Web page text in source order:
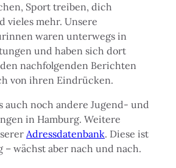
Sport treiben, dich
vieles mehr. Unsere
waren unterwegs in
und haben sich dort
nachfolgenden Berichten
von ihren Eindrücken.
auch noch andere Jugend- und
in Hamburg. Weitere
Adressdatenbank. Diese ist
wächst aber nach und nach.